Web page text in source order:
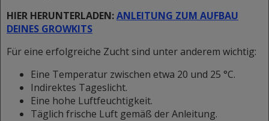
HIER HERUNTERLADEN:ANLEITUNG ZUM AUFBAU
DEINES GROWKITS
Für eine erfolgreiche Zucht sind unter anderem wichtig:
Eine Temperatur zwischen etwa 20 und 25 °C.
Indirektes Tageslicht.
Eine hohe Luftfeuchtigkeit.
Täglich frische Luft gemäß der Anleitung.